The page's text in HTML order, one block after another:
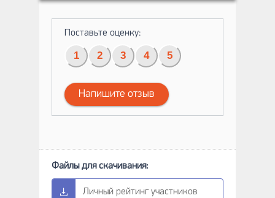
Поставьте оценку:
1 2 3 4 5
Напишите отзыв
Личный рейтинг участников